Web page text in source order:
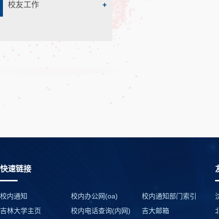
校友工作
快速链接
校内通知 校内办公网(oa)
校内通知部门索引
吉林大学主页
校内电话查询(内网)
吉大邮箱